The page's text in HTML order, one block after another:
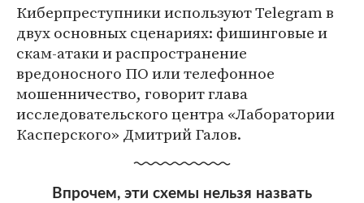
Киберпреступники используют Telegram в
двух основных сценариях: фишинговые и
скам-атаки и распространение
вредоносного ПО или телефонное
мошенничество, говорит глава
исследовательского центра «Лаборатории
Касперского» Дмитрий Галов.
Впрочем, эти схемы нельзя назвать